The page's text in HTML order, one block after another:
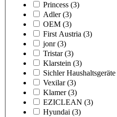
Princess (3)
Adler (3)
OEM (3)
First Austria (3)
jonr (3)
Tristar (3)
Klarstein (3)
Sichler Haushaltsgeräte
Vexilar (3)
Klamer (3)
EZICLEAN (3)
Hyundai (3)